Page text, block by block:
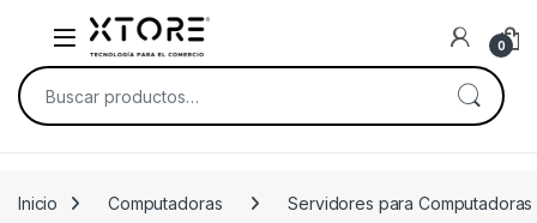
Skip to navigation
Skip to content
0
Buscar por:
Inicio Computadoras Servidores para Computadoras